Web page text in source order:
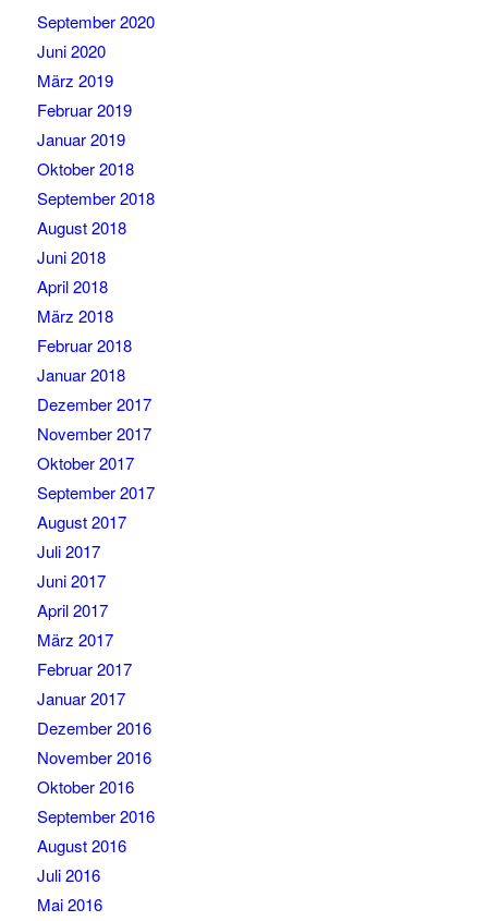
September 2020
Juni 2020
März 2019
Februar 2019
Januar 2019
Oktober 2018
September 2018
August 2018
Juni 2018
April 2018
März 2018
Februar 2018
Januar 2018
Dezember 2017
November 2017
Oktober 2017
September 2017
August 2017
Juli 2017
Juni 2017
April 2017
März 2017
Februar 2017
Januar 2017
Dezember 2016
November 2016
Oktober 2016
September 2016
August 2016
Juli 2016
Mai 2016